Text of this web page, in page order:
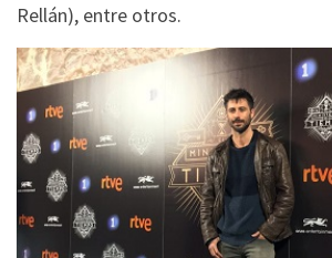
Rellán), entre otros.